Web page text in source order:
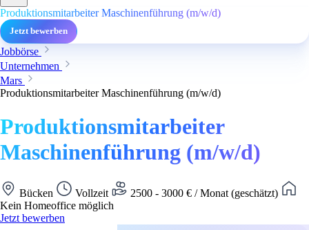
Produktionsmitarbeiter Maschinenführung (m/w/d)
Jetzt bewerben
Jobbörse
Unternehmen
Mars
Produktionsmitarbeiter Maschinenführung (m/w/d)
Produktionsmitarbeiter
Maschinenführung (m/w/d)
Bücken Vollzeit
2500 - 3000 € / Monat (geschätzt)
Kein Homeoffice möglich
Jetzt bewerben